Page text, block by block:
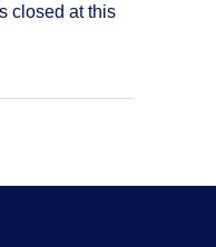
closed at this